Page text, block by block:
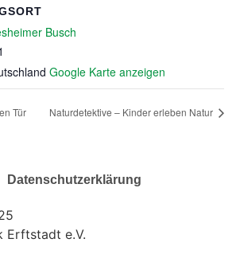
Busch
Google Karte anzeigen
Tür Naturdetektive – Kinder erleben Natur
Datenschutzerklärung
Erftstadt e.V.